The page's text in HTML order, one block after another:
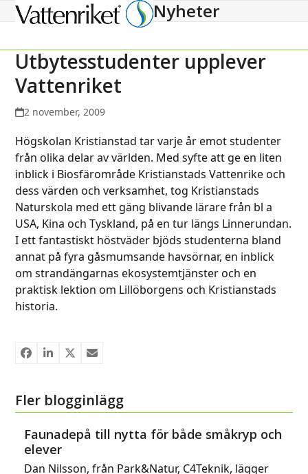
Open
menu
Close
menu
Nyheter
Utbytesstudenter upplever
Vattenriket
2 november, 2009
Högskolan Kristianstad tar varje år emot studenter
från olika delar av världen. Med syfte att ge en liten
inblick i Biosfärområde Kristianstads Vattenrike och
dess värden och verksamhet, tog Kristianstads
Naturskola med ett gäng blivande lärare från bl a
USA, Kina och Tyskland, på en tur längs Linnerundan.
I ett fantastiskt höstväder bjöds studenterna bland
annat på fyra gåsmumsande havsörnar, en inblick
om strandängarnas ekosystemtjänster och en
praktisk lektion om Lillöborgens och Kristianstads
historia.
Fler blogginlägg
Faunadepå till nytta för både småkryp och
elever
Dan Nilsson, från Park&Natur, C4Teknik, lägger